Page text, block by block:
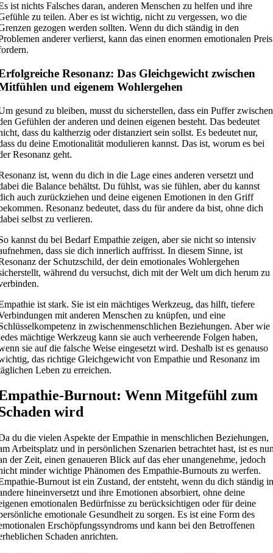
ist nichts Falsches daran, anderen Menschen zu helfen und ihre
zu teilen. Aber es ist wichtig, nicht zu vergessen, wo die
gezogen werden sollten. Wenn du dich ständig in den
anderer verlierst, kann das einen enormen emotionalen Preis
Resonanz: Das Gleichgewicht zwischen
und eigenem Wohlergehen
gesund zu bleiben, musst du sicherstellen, dass ein Puffer zwischen
Gefühlen der anderen und deinen eigenen besteht. Das bedeutet
dass du kaltherzig oder distanziert sein sollst. Es bedeutet nur,
du deine Emotionalität modulieren kannst. Das ist, worum es bei
Resonanz geht.
ist, wenn du dich in die Lage eines anderen versetzt und
die Balance behältst. Du fühlst, was sie fühlen, aber du kannst
auch zurückziehen und deine eigenen Emotionen in den Griff
Resonanz bedeutet, dass du für andere da bist, ohne dich
selbst zu verlieren.
kannst du bei Bedarf Empathie zeigen, aber sie nicht so intensiv
dass sie dich innerlich auffrisst. In diesem Sinne, ist
der Schutzschild, der dein emotionales Wohlergehen
während du versuchst, dich mit der Welt um dich herum zu
ist stark. Sie ist ein mächtiges Werkzeug, das hilft, tiefere
mit anderen Menschen zu knüpfen, und eine
in zwischenmenschlichen Beziehungen. Aber wie
mächtige Werkzeug kann sie auch verheerende Folgen haben,
sie auf die falsche Weise eingesetzt wird. Deshalb ist es genauso
das richtige Gleichgewicht von Empathie und Resonanz im
Leben zu erreichen.
Burnout: Wenn Mitgefühl zum
wird
du die vielen Aspekte der Empathie in menschlichen Beziehungen,
Arbeitsplatz und in persönlichen Szenarien betrachtet hast, ist es
der Zeit, einen genaueren Blick auf das eher unangenehme, jedoch
minder wichtige Phänomen des Empathie-Burnouts zu werfen.
Burnout ist ein Zustand, der entsteht, wenn du dich ständig
hineinversetzt und ihre Emotionen absorbiert, ohne deine
emotionalen Bedürfnisse zu berücksichtigen oder für deine
emotionale Gesundheit zu sorgen. Es ist eine Form des
Erschöpfungssyndroms und kann bei den Betroffenen
Schaden anrichten.